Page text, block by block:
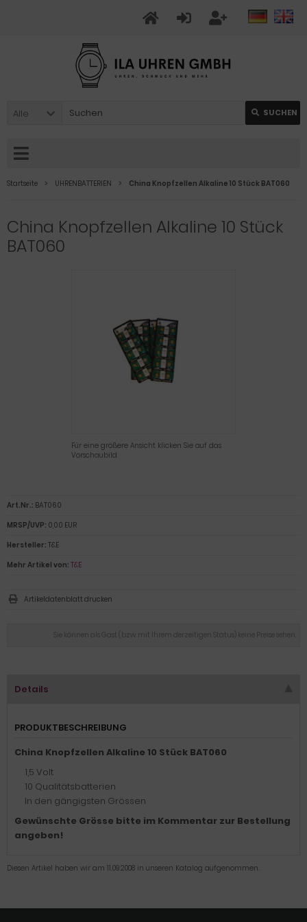
Alle SUCHEN
Startseite UHRENBATTERIEN China Knopfzellen Alkaline 10 Stück BAT060
China Knopfzellen Alkaline 10 Stück
BAT060
Für eine größere Ansicht klicken Sie auf das
Vorschaubild
Sie können als Gast (bzw. mit Ihrem derzeitigen Status) keine Preise sehen.
Art.Nr.: BAT060
MRSP/UVP: 0,00 EUR
Hersteller: T&E
Mehr Artikel von: T&E
Artikeldatenblatt drucken
Details
PRODUKTBESCHREIBUNG
China Knopfzellen Alkaline 10 Stück BAT060
1,5 Volt
10 Qualitätsbatterien
In den gängigsten Grössen
Gewünschte Grösse bitte im Kommentar zur Bestellung
angeben!
Diesen Artikel haben wir am 11.09.2008 in unseren Katalog aufgenommen.